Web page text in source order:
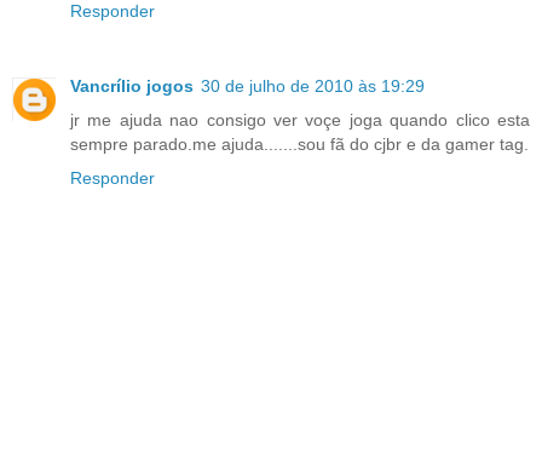
Responder
Vancrílio jogos 30 de julho de 2010 às 19:29
jr me ajuda nao consigo ver voçe joga quando clico esta
sempre parado.me ajuda.......sou fã do cjbr e da gamer tag.
Responder